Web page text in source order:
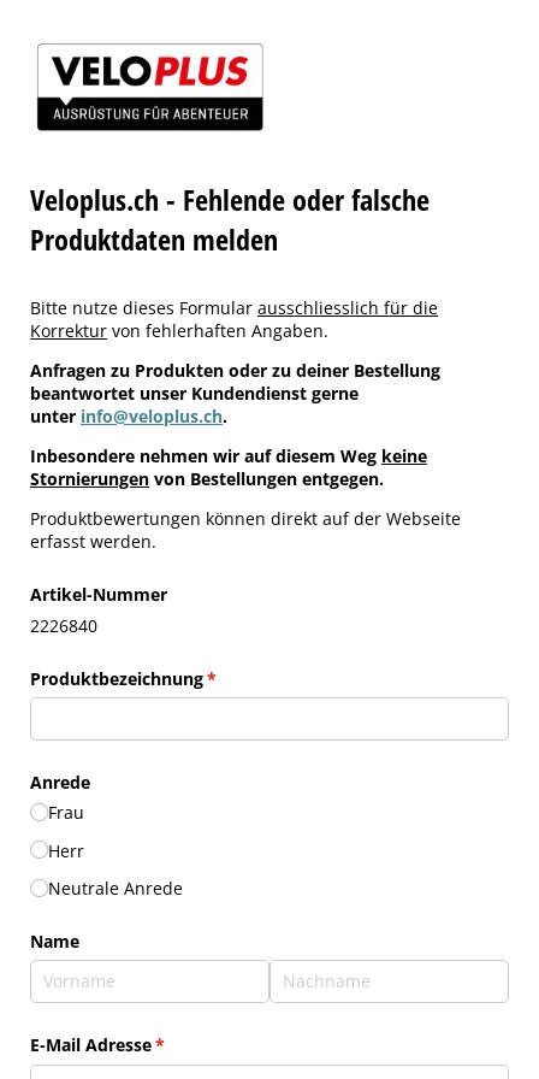
Veloplus.ch - Fehlende oder falsche
Produktdaten melden
Bitte nutze dieses Formular ausschliesslich für die
Korrektur von fehlerhaften Angaben.
Anfragen zu Produkten oder zu deiner Bestellung
beantwortet unser Kundendienst gerne
unter info@veloplus.ch.
Inbesondere nehmen wir auf diesem Weg keine
Stornierungen von Bestellungen entgegen.
Produktbewertungen können direkt auf der Webseite
erfasst werden.
Artikel-Nummer
2226840
Produktbezeichnung*
(erforderlich)
Anrede
Frau
Herr
Neutrale Anrede
Name
E-Mail Adresse*
(erforderlich)